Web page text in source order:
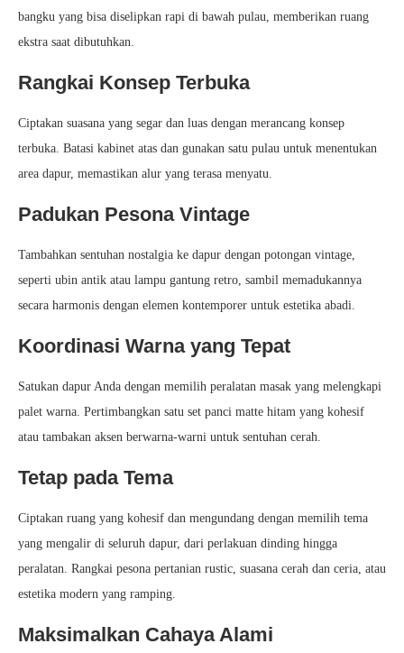
bangku yang bisa diselipkan rapi di bawah pulau, memberikan ruang
ekstra saat dibutuhkan.
Rangkai Konsep Terbuka
Ciptakan suasana yang segar dan luas dengan merancang konsep
terbuka. Batasi kabinet atas dan gunakan satu pulau untuk menentukan
area dapur, memastikan alur yang terasa menyatu.
Padukan Pesona Vintage
Tambahkan sentuhan nostalgia ke dapur dengan potongan vintage,
seperti ubin antik atau lampu gantung retro, sambil memadukannya
secara harmonis dengan elemen kontemporer untuk estetika abadi.
Koordinasi Warna yang Tepat
Satukan dapur Anda dengan memilih peralatan masak yang melengkapi
palet warna. Pertimbangkan satu set panci matte hitam yang kohesif
atau tambakan aksen berwarna-warni untuk sentuhan cerah.
Tetap pada Tema
Ciptakan ruang yang kohesif dan mengundang dengan memilih tema
yang mengalir di seluruh dapur, dari perlakuan dinding hingga
peralatan. Rangkai pesona pertanian rustic, suasana cerah dan ceria, atau
estetika modern yang ramping.
Maksimalkan Cahaya Alami